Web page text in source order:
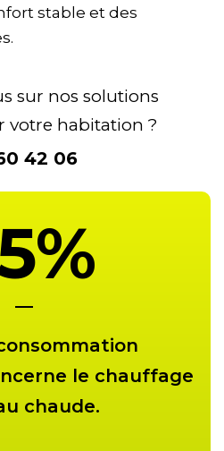
stable et des
sur nos solutions
votre habitation ?
42 06
%
le chauffage
chaude.